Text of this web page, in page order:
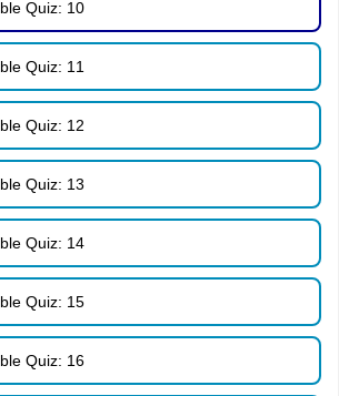
Quiz: 10
Quiz: 11
Quiz: 12
Quiz: 13
Quiz: 14
Quiz: 15
Quiz: 16